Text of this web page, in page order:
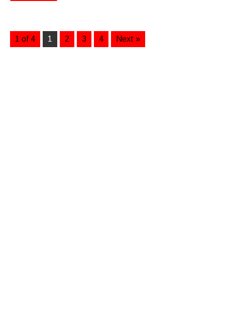
1 of 4 1 2 3 4 Next »